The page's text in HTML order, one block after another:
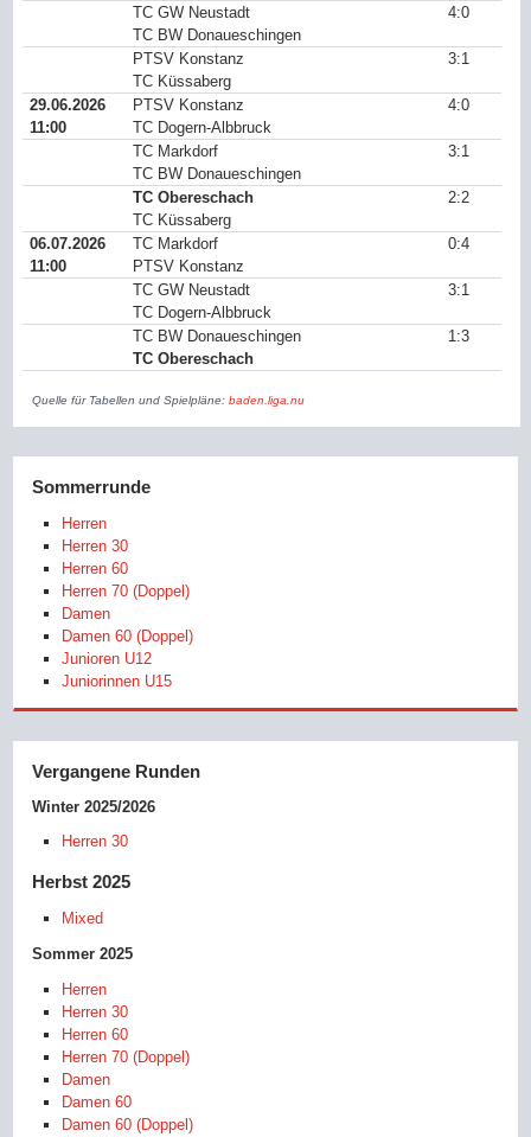
TC GW Neustadt
TC BW Donaueschingen
4:0
PTSV Konstanz
TC Küssaberg
3:1
29.06.2026
11:00
PTSV Konstanz
TC Dogern-Albbruck
4:0
TC Markdorf
TC BW Donaueschingen
3:1
TC Obereschach
TC Küssaberg
2:2
06.07.2026
11:00
TC Markdorf
PTSV Konstanz
0:4
TC GW Neustadt
TC Dogern-Albbruck
3:1
TC BW Donaueschingen
TC Obereschach
1:3
Quelle für Tabellen und Spielpläne:baden.liga.nu
Sommerrunde
Herren
Herren 30
Herren 60
Herren 70 (Doppel)
Damen
Damen 60 (Doppel)
Junioren U12
Juniorinnen U15
Vergangene Runden
Winter 2025/2026
Herren 30
Herbst 2025
Mixed
Sommer 2025
Herren
Herren 30
Herren 60
Herren 70 (Doppel)
Damen
Damen 60
Damen 60 (Doppel)